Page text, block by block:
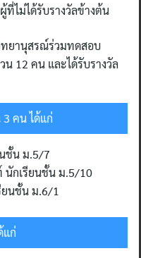
ที่ไม่ได้รับรางวัลข้างต้น
ทยานุสรณ์ร่วมทดสอบ
12 คน และได้รับรางวัล
คน ได้แก่
ชั้น ม.5/7
นักเรียนชั้น ม.5/10
นชั้น ม.6/1
แก่